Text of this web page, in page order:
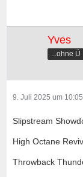
Yves
...ohne Ü
9. Juli 2025 um 10:05
Slipstream
High Octane
Throwback